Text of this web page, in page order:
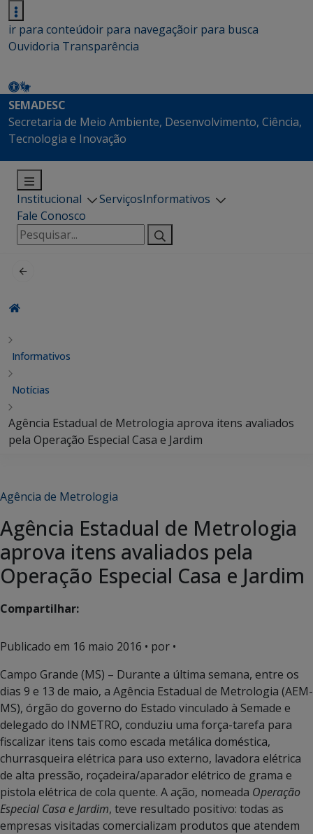
ir para conteúdoir para navegaçãoir para busca
Ouvidoria Transparência
SEMADESC
Secretaria de Meio Ambiente, Desenvolvimento, Ciência,
Tecnologia e Inovação
Institucional ServiçosInformativos
Fale Conosco
Pesquisar
por:
Informativos
Notícias
Agência Estadual de Metrologia aprova itens avaliados
pela Operação Especial Casa e Jardim
Agência de Metrologia
Agência Estadual de Metrologia
aprova itens avaliados pela
Operação Especial Casa e Jardim
Compartilhar:
Publicado em 16 maio 2016 • por •
Campo Grande (MS) – Durante a última semana, entre os
dias 9 e 13 de maio, a Agência Estadual de Metrologia (AEM-
MS), órgão do governo do Estado vinculado à Semade e
delegado do INMETRO, conduziu uma força-tarefa para
fiscalizar itens tais como escada metálica doméstica,
churrasqueira elétrica para uso externo, lavadora elétrica
de alta pressão, roçadeira/aparador elétrico de grama e
pistola elétrica de cola quente. A ação, nomeada Operação
Especial Casa e Jardim, teve resultado positivo: todas as
empresas visitadas comercializam produtos que atendem